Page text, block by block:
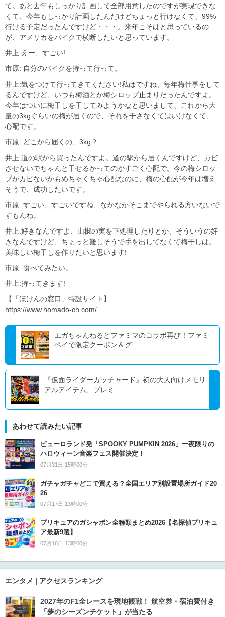
て。あと去年もしっかり計画して全部用意したのですが実現できな
くて、今年もしっかり計画したんだけどちょっと行けなくて、99%
行ける予定だったんですけど・・・。来年こそはと思っているの
が、アメリカをバイクで横断したいと思っています。
井上:えー、すごい!
市原: 自分のバイクを持って行って。
井上:気をつけて行ってきてください!私はですね、毎年梅仕事をして
るんですけど、いつも梅酒とか梅シロップ止まりだったんですよ。
今年はついに梅干しを干してみようかなと思いまして、これから大
量の3kgぐらいの梅が届くので、それを干さなくてはいけなくて、
心配です。
市原: どこから届くの、3kg？
井上:道の駅から買ったんですよ。道の駅から届くんですけど、カビ
させないでちゃんと干せるかってのがすごく心配で。今の梅シロッ
プがカビないかもめちゃくちゃ心配なのに、梅の心配が今年は増え
そうで、成功したいです。
市原: すごい、すごいですね、なかなかそこまでやられる方いないで
すもんね。
井上:好きなんですよ、山椒の実を下処理したりとか、そういうの好
きなんですけど、ちょっと難しそうで手を出してなくて梅干しは。
美味しい梅干しを作りたいと思います!
市原: 食べてみたい。
井上:持ってきます!
【「ほけんの窓口」特設サイト】
https://www.homado-ch.com/
エガちゃんねるとファミマのコラボ再び！ファミ
ペイで限定クーポン＆グ...
『仮面ライダーガッチャード』初の大人向けメモリ
アルアイテム、プレミ...
あわせて読みたい記事
ピューロランド発「SPOOKY PUMPKIN 2026」一夜限りの
ハロウィーン音楽フェス開催決定！
07月31日 15時00分
ガチャガチャどこで買える？全国エリア別設置場所ガイド20
26
07月17日 13時00分
プリキュアのガシャポン全種類まとめ2026【名探偵プリキュ
ア最新9選】
07月16日 13時00分
エンタメ | アクセスランキング
2027年のF1全レースを現地観戦！ 航空券・宿泊費付き
「夢のシーズンチケット」が当たる